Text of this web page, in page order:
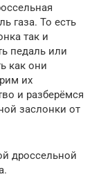
газа. То есть
так и
педаль или
как они
их
и разберёмся
заслонки от
дроссельной